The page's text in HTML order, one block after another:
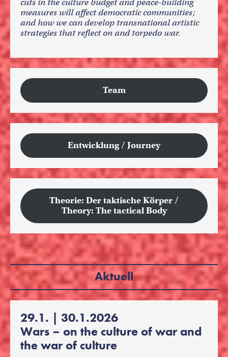
cuts in the culture budget and peace-building
measures will affect democratic communities;
and how we can develop transnational artistic
strategies that reflect on and torpedo war.
Team
Entwicklung / Journey
Theorie: Der taktische Körper /
Theory: The tactical Body
Aktuell
29.1. | 30.1.2026
Wars – on the culture of war and
the war of culture